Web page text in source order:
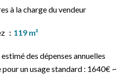
à la charge du vendeur
119 m²
des dépenses annuelles
pour un usage standard : 1640€ ~